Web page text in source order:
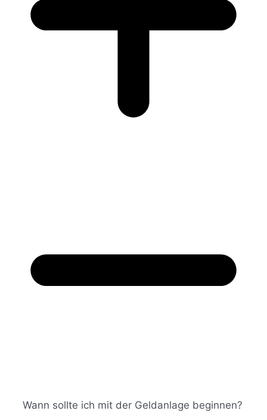
Wann sollte ich mit der Geldanlage beginnen?